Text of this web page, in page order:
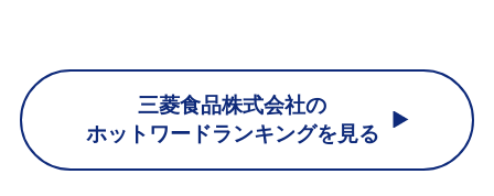
三菱食品株式会社の
ホットワードランキングを見る